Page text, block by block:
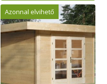
Ennek
a
terméknek
több
variációja
van.
Azonnal elvihető